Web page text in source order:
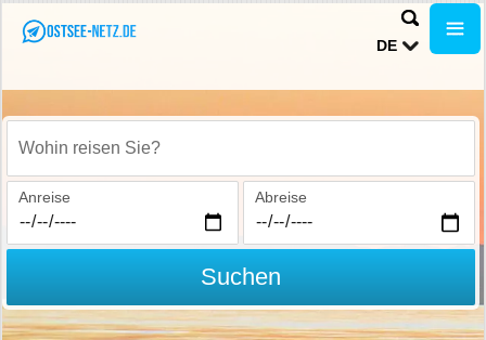
DE
Wohin reisen Sie?
Anreise Abreise
Suchen